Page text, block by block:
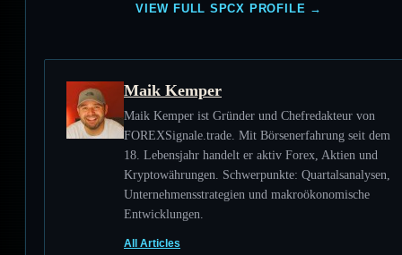
VIEW FULL SPCX PROFILE →
Maik Kemper
Maik Kemper ist Gründer und Chefredakteur von
FOREXSignale.trade. Mit Börsenerfahrung seit dem
18. Lebensjahr handelt er aktiv Forex, Aktien und
Kryptowährungen. Schwerpunkte: Quartalsanalysen,
Unternehmensstrategien und makroökonomische
Entwicklungen.
All Articles